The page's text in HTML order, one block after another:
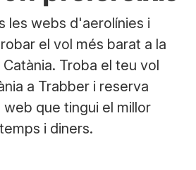
les webs d'aerolínies i
el vol més barat a la
Troba el teu vol
a Trabber i reserva
que tingui el millor
i diners.